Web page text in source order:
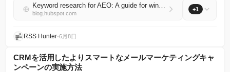
Keyword research for AEO: A guide for winning answer engine traffic in 2026
blog.hubspot.com
+1
RSS Hunter•6月8日
CRMを活用したよりスマートなメールマーケティングキャ
ンペーンの実施方法